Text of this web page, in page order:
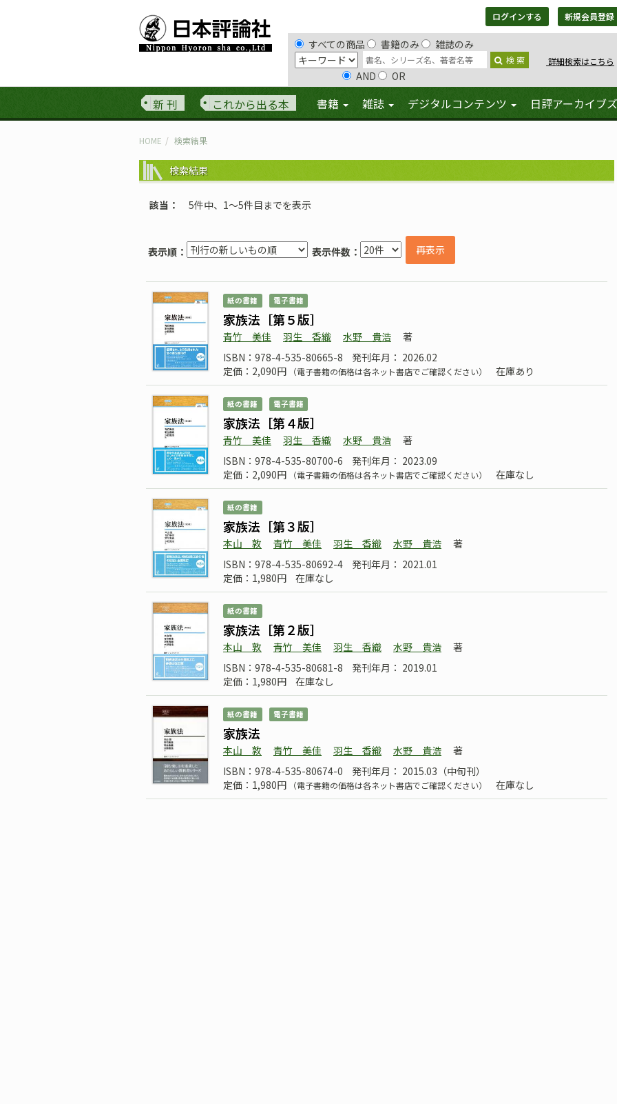
ログインする 新規会員登録
すべての商品 書籍のみ 雑誌のみ
検 索 詳細検索はこちら
AND OR
新 刊 これから出る本 書籍 雑誌 デジタルコンテンツ 日評アーカイブズ
HOME 検索結果
検索結果
該当 5件中、1〜5件目までを表示
表示順： 表示件数： 再表示
紙の書籍 電子書籍
家族法［第５版］
青竹 美佳 羽生 香織 水野 貴浩
著
ISBN：978-4-535-80665-8
発刊年月： 2026.02
定価：2,090円
（電子書籍の価格は各ネット書店でご確認ください） 在庫あり
紙の書籍 電子書籍
家族法［第４版］
青竹 美佳 羽生 香織 水野 貴浩
著
ISBN：978-4-535-80700-6
発刊年月： 2023.09
定価：2,090円
（電子書籍の価格は各ネット書店でご確認ください） 在庫なし
紙の書籍
家族法［第３版］
本山 敦 青竹 美佳 羽生 香織 水野 貴浩
著
ISBN：978-4-535-80692-4
発刊年月： 2021.01
定価：1,980円
在庫なし
紙の書籍
家族法［第２版］
本山 敦 青竹 美佳 羽生 香織 水野 貴浩
著
ISBN：978-4-535-80681-8
発刊年月： 2019.01
定価：1,980円
在庫なし
紙の書籍 電子書籍
家族法
本山 敦 青竹 美佳 羽生 香織 水野 貴浩
著
ISBN：978-4-535-80674-0
発刊年月： 2015.03（中旬刊）
定価：1,980円
（電子書籍の価格は各ネット書店でご確認ください） 在庫なし